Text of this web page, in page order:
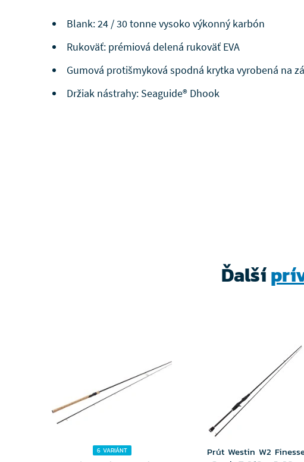
Blank: 24 / 30 tonne vysoko výkonný karbón
Rukoväť: prémiová delená rukoväť EVA
Gumová protišmyková spodná krytka vyrobená na
Držiak nástrahy: Seaguide® Dhook
Ďalší
6 VARIÁNT
Prút Westin W2